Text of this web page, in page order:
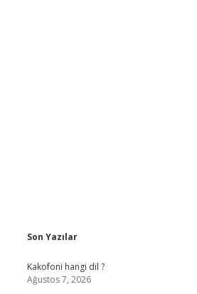
Sidebar
Son Yazılar
Kakofoni hangi dil ?
Ağustos 7, 2026